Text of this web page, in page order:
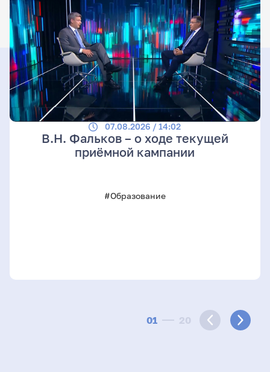
01 20
07.08.2026 / 14:02
В.Н. Фальков – о ходе текущей
приёмной кампании
#Образование